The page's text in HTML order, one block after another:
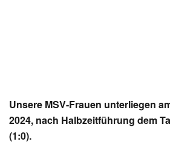
Unsere MSV-Frauen unterliegen
2024, nach Halbzeitführung dem
(1:0).